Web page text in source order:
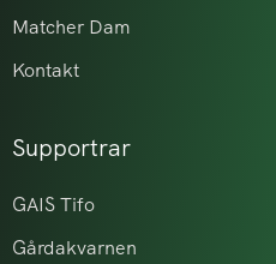
Matcher Dam
Kontakt
Supportrar
GAIS Tifo
Gårdakvarnen